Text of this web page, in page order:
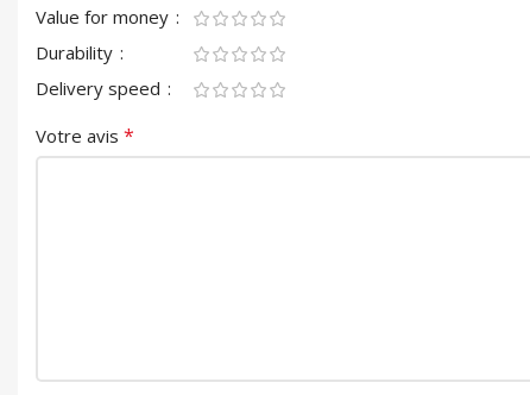
Value for money
Durability
Delivery speed
Votre avis *